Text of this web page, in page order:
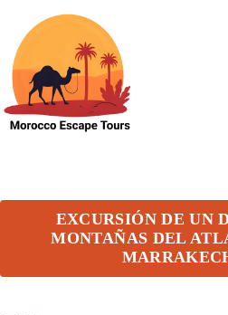
content
EXCURSIÓN DE UN
MONTAÑAS DEL